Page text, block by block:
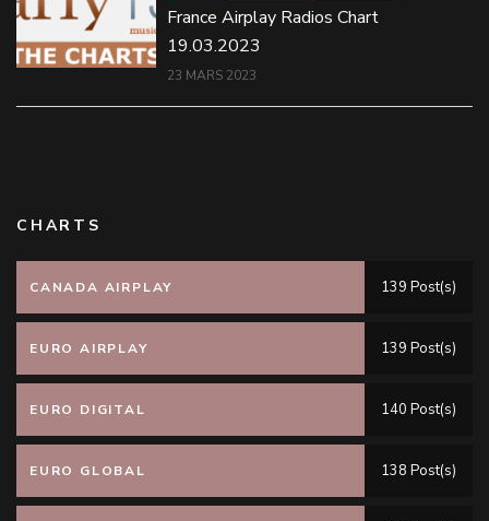
France Airplay Radios Chart
19.03.2023
23 MARS 2023
CHARTS
CANADA AIRPLAY 139 Post(s)
EURO AIRPLAY 139 Post(s)
EURO DIGITAL 140 Post(s)
EURO GLOBAL 138 Post(s)